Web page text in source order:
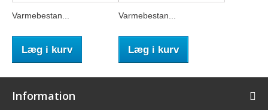
Varmebestan...
Læg i kurv
Varmebestan...
Læg i kurv
Information